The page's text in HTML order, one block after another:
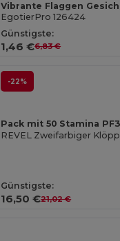
Vibrante Flaggen
EgotierPro 126424
Günstigste:
1,46 €6,83 €
-22%
Pack mit 50 Stamina
Günstigste:
16,50 €21,02 €